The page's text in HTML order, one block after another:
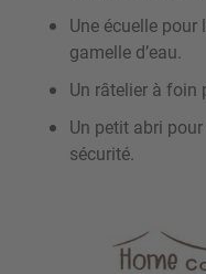
Une écuelle
gamelle d’eau.
Un râtelier à foin
Un petit abri
sécurité.